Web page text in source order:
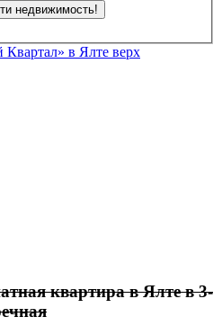
квартира в Ялте в 3-